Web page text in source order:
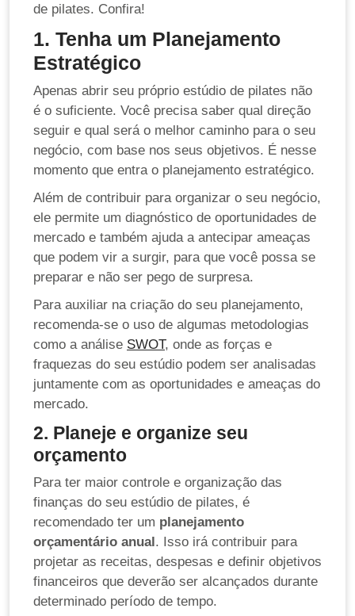
de pilates. Confira!
1. Tenha um Planejamento
Estratégico
Apenas abrir seu próprio estúdio de pilates não
é o suficiente. Você precisa saber qual direção
seguir e qual será o melhor caminho para o seu
negócio, com base nos seus objetivos. É nesse
momento que entra o planejamento estratégico.
Além de contribuir para organizar o seu negócio,
ele permite um diagnóstico de oportunidades de
mercado e também ajuda a antecipar ameaças
que podem vir a surgir, para que você possa se
preparar e não ser pego de surpresa.
Para auxiliar na criação do seu planejamento,
recomenda-se o uso de algumas metodologias
como a análise SWOT, onde as forças e
fraquezas do seu estúdio podem ser analisadas
juntamente com as oportunidades e ameaças do
mercado.
2. Planeje e organize seu
orçamento
Para ter maior controle e organização das
finanças do seu estúdio de pilates, é
recomendado ter um planejamento
orçamentário anual. Isso irá contribuir para
projetar as receitas, despesas e definir objetivos
financeiros que deverão ser alcançados durante
determinado período de tempo.